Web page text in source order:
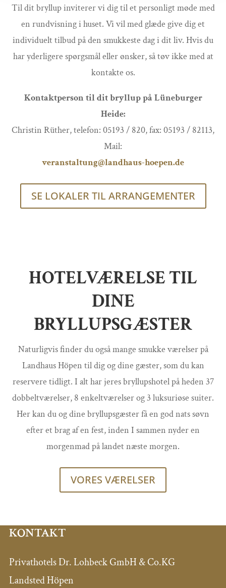
Til dit bryllup inviterer vi dig til et personligt møde med
en rundvisning i huset. Vi vil med glæde give dig et
individuelt tilbud på den smukkeste dag i dit liv. Hvis du
har yderligere spørgsmål eller ønsker, så tøv ikke med at
kontakte os.
Kontaktperson til dit bryllup på Lüneburger
Heide:
Christin Rüther, telefon: 05193 / 820, fax: 05193 / 82113,
Mail:
veranstaltung@landhaus-hoepen.de
SE LOKALER TIL ARRANGEMENTER
HOTELVÆRELSE TIL
DINE
BRYLLUPSGÆSTER
Naturligvis finder du også mange smukke værelser på
Landhaus Höpen til dig og dine gæster, som du kan
reservere tidligt. I alt har jeres bryllupshotel på heden 37
dobbeltværelser, 8 enkeltværelser og 3 luksuriøse suiter.
Her kan du og dine bryllupsgæster få en god nats søvn
efter et brag af en fest, inden I sammen nyder en
morgenmad på landet næste morgen.
VORES VÆRELSER
KONTAKT
Privathotels Dr. Lohbeck GmbH & Co.KG
Landsted Höpen